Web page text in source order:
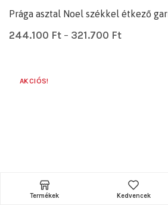
Prága asztal Noel székkel étkező
244.100 Ft – 321.700 Ft
AKCIÓS!
Termékek Kedvencek